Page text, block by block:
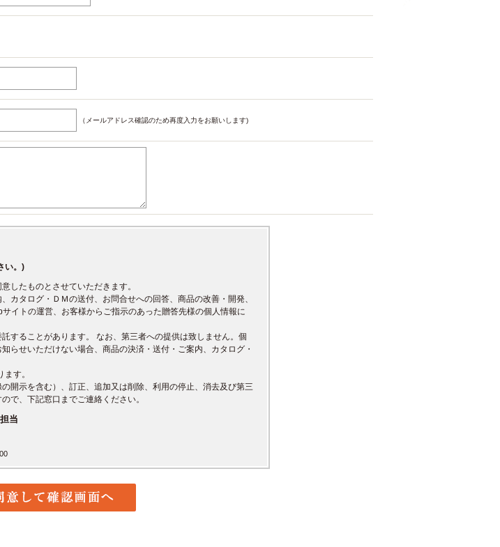
（メールアドレス確認のため再度入力をお願いします)
い。)
したものとさせていただきます。
カタログ・ＤＭの送付、お問合せへの回答、商品の改善・開発、
イトの運営、お客様からご指示のあった贈答先様の個人情報に
することがあります。 なお、第三者への提供は致しません。個
らせいただけない場合、商品の決済・送付・ご案内、カタログ・
す。
開示を含む）、訂正、追加又は削除、利用の停止、消去及び第三
で、下記窓口までご連絡ください。
当